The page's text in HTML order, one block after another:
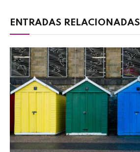
ENTRADAS RELACIONADAS